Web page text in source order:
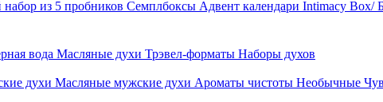
набор из 5 пробников Семплбоксы Адвент календари Intimacy Box/
вода Масляные духи Трэвел-форматы Наборы духов
духи Масляные мужские духи Ароматы чистоты Необычные